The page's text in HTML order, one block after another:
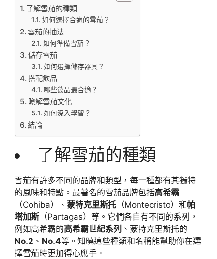
了解雪茄的種類
如何選擇合適的雪茄？
雪茄的抽法
如何準備雪茄？
儲存雪茄
如何選擇儲存器具？
搭配飲品
哪些飲品最合適？
瞭解雪茄文化
如何深入學習？
結論
了解雪茄的種類
雪茄有許多不同的品牌和類型，每一種都有其獨特
的風味和特點。最著名的雪茄品牌包括高希霸
（Cohiba）、 蒙特克里斯托 （Montecristo）和 帕
塔加斯 （Partagas）等。它們各自有不同的系列，
例如高希霸的高希霸世紀系列 、蒙特克里斯托的
No.2 、 No.4等。知曉這些種類和名稱能幫助你在選
擇雪茄時更加得心應手。